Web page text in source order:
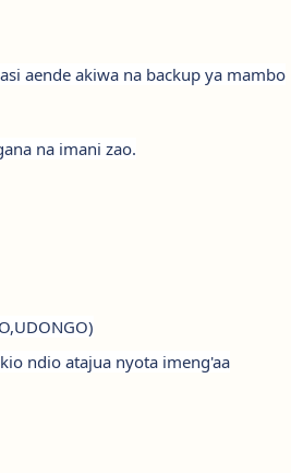
aende akiwa na backup ya mambo
na imani zao.
ndio atajua nyota imeng'aa